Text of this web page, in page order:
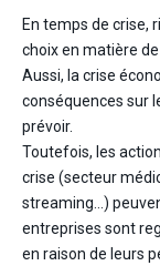
En temps de crise,
choix en matière
Aussi, la crise
conséquences sur
prévoir.
Toutefois, les
crise (secteur
streaming…)
entreprises sont
en raison de leurs